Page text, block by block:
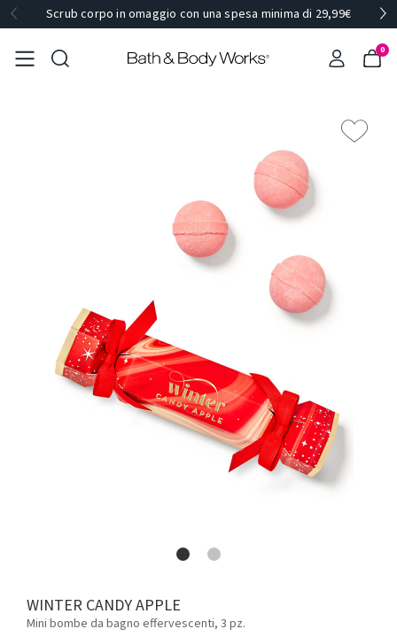
Scrub corpo in omaggio con una spesa minima di 29,99€
0
WINTER CANDY APPLE
Mini bombe da bagno effervescenti, 3 pz.